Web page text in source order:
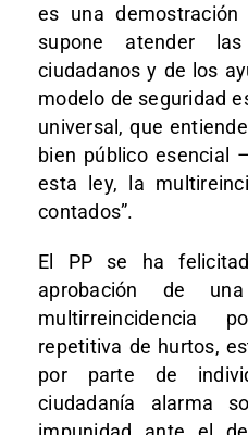
es una
supone atender
ciudadanos y de los
modelo de seguridad
universal, que
bien público esencial
esta ley, la
contados”.
El PP se ha
aprobación de
multirreincidencia
repetitiva de hurtos,
por parte de
ciudadanía alarma